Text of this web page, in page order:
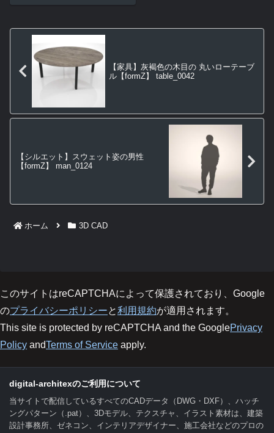
【家具】灰褐色の木目の 丸いローテーブ
ル【formZ】 table_0042
【シルエット】スウェット姿の男性
【formZ】 man_0124
ホーム 3D CAD
このサイトはreCAPTCHAによって保護されており、Google
のプライバシーポリシーと利用規約が適用されます。
This site is protected by reCAPTCHA and the GooglePrivacy
Policy andTerms of Service apply.
digital-architexのご利用について
当サイトで配信しているすべてのCADデータ（DWG・DXF）、ハッチ
ングパターン（.pat）、3Dモデル、テクスチャ、イラスト素材は、建築
設計事務所、ゼネコン、インテリアデザイナー、施工会社などのプロの